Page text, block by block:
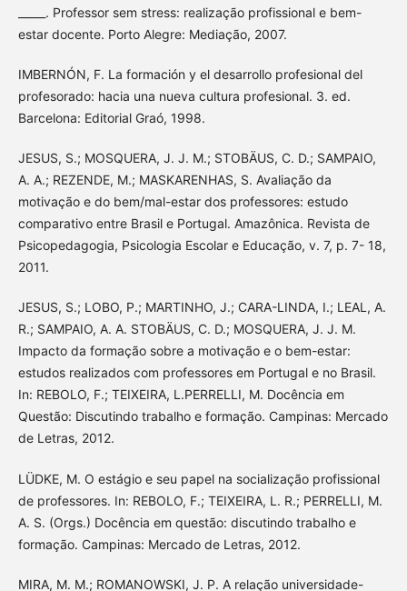
_____. Professor sem stress: realização profissional e bem-
estar docente. Porto Alegre: Mediação, 2007.
IMBERNÓN, F. La formación y el desarrollo profesional del
profesorado: hacia una nueva cultura profesional. 3. ed.
Barcelona: Editorial Graó, 1998.
JESUS, S.; MOSQUERA, J. J. M.; STOBÄUS, C. D.; SAMPAIO,
A. A.; REZENDE, M.; MASKARENHAS, S. Avaliação da
motivação e do bem/mal-estar dos professores: estudo
comparativo entre Brasil e Portugal. Amazônica. Revista de
Psicopedagogia, Psicologia Escolar e Educação, v. 7, p. 7- 18,
2011.
JESUS, S.; LOBO, P.; MARTINHO, J.; CARA-LINDA, I.; LEAL, A.
R.; SAMPAIO, A. A. STOBÄUS, C. D.; MOSQUERA, J. J. M.
Impacto da formação sobre a motivação e o bem-estar:
estudos realizados com professores em Portugal e no Brasil.
In: REBOLO, F.; TEIXEIRA, L.PERRELLI, M. Docência em
Questão: Discutindo trabalho e formação. Campinas: Mercado
de Letras, 2012.
LÜDKE, M. O estágio e seu papel na socialização profissional
de professores. In: REBOLO, F.; TEIXEIRA, L. R.; PERRELLI, M.
A. S. (Orgs.) Docência em questão: discutindo trabalho e
formação. Campinas: Mercado de Letras, 2012.
MIRA, M. M.; ROMANOWSKI, J. P. A relação universidade-